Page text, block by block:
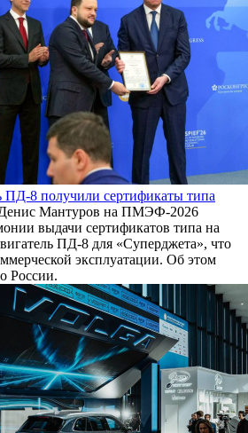
ПД-8 получили сертификаты типа
Мантуров на ПМЭФ-2026
выдачи сертификатов типа на
ПД-8 для «Суперджета», что
эксплуатации. Об этом
России.